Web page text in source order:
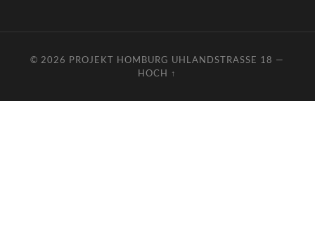
© 2026 PROJEKT HOMBURG UHLANDSTRASSE 18 —
HOCH ↑